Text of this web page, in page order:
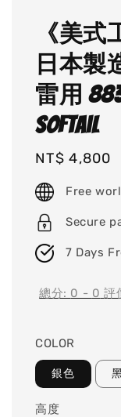
《美式
日本製
雷用 883
softail
Regular
price
NT$ 4,800
Free
Secure
7 Days
總分: 0 - 0 評
COLOR
銀色
高度